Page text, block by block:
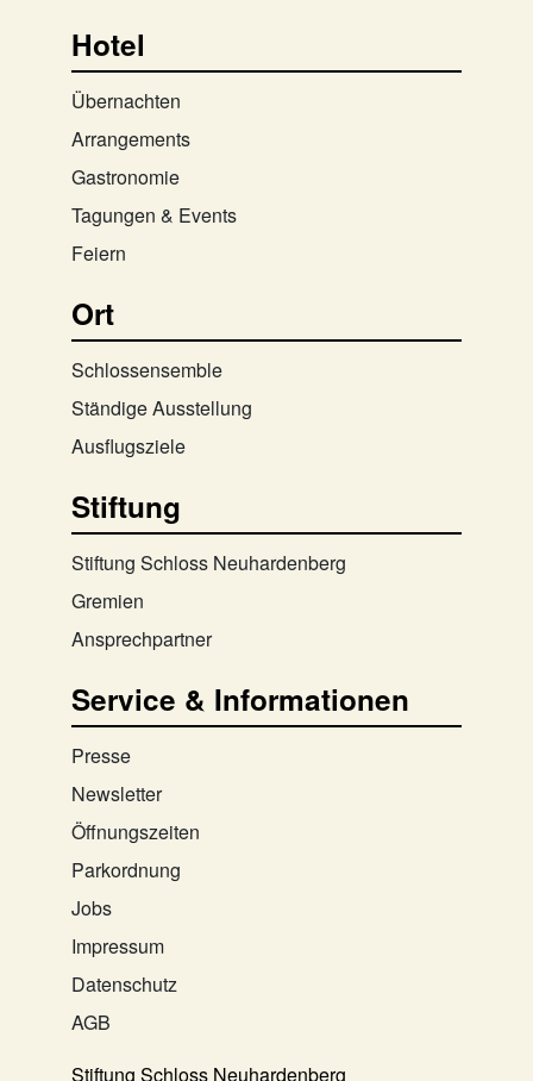
Hotel
Übernachten
Arrangements
Gastronomie
Tagungen & Events
Feiern
Ort
Schlossensemble
Ständige Ausstellung
Ausflugsziele
Stiftung
Stiftung Schloss Neuhardenberg
Gremien
Ansprechpartner
Service & Informationen
Presse
Newsletter
Öffnungszeiten
Parkordnung
Jobs
Impressum
Datenschutz
AGB
Stiftung Schloss Neuhardenberg